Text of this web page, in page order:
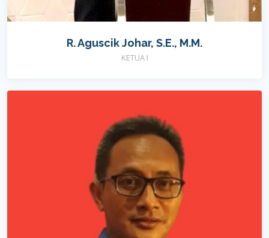
R. Aguscik Johar, S.E., M.M.
KETUA I